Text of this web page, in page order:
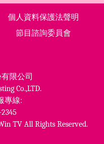
個人資料保護法聲明
節目諮詢委員會
限公司
Co.,LTD.
專線:
TV All Rights Reserved.